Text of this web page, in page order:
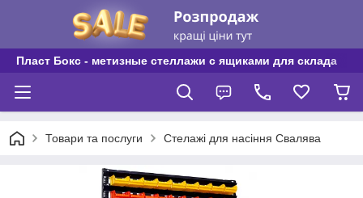
Пласт Бокс - метизные стеллажи с ящиками для склада
Товари та послуги Стелажі для насіння Свалява